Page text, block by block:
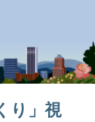
り」視